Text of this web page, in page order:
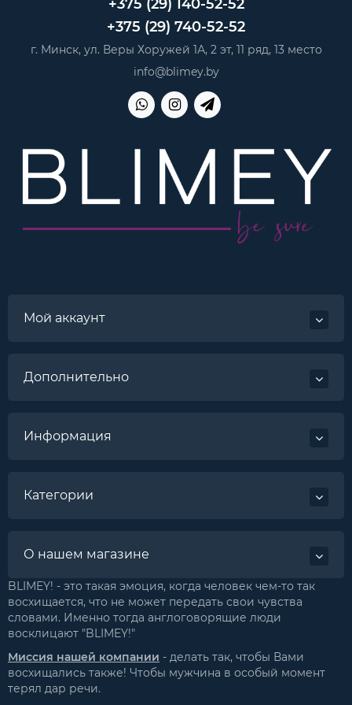
+375 (29) 140-52-52
+375 (29) 740-52-52
г. Минск, ул. Веры Хоружей 1А, 2 эт, 11 ряд, 13 место
info@blimey.by
Мой аккаунт
Дополнительно
Информация
Категории
О нашем магазине
BLIMEY! - это такая эмоция, когда человек чем-то так
восхищается, что не может передать свои чувства
словами. Именно тогда англоговорящие люди
восклицают "BLIMEY!"
Миссия нашей компании - делать так, чтобы Вами
восхищались также! Чтобы мужчина в особый момент
терял дар речи.